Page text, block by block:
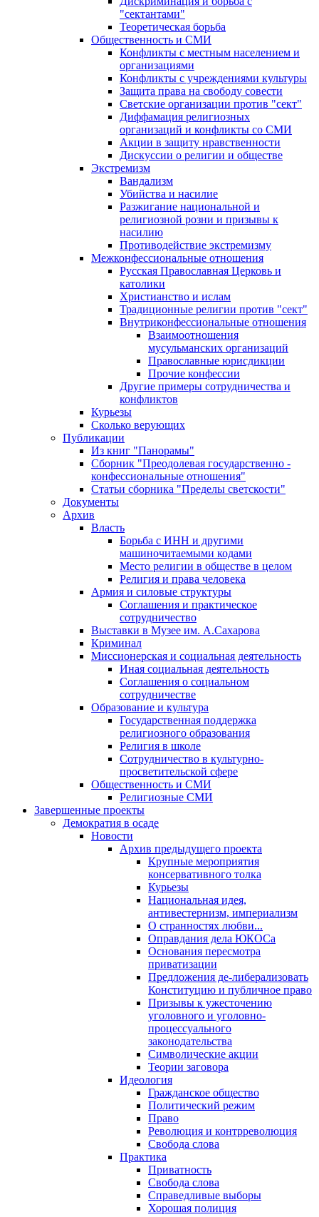
"сектантами"
Теоретическая борьба
Общественность и СМИ
Конфликты с местным населением и
организациями
Конфликты с учреждениями культуры
Защита права на свободу совести
Светские организации против "сект"
Диффамация религиозных
организаций и конфликты со СМИ
Акции в защиту нравственности
Дискуссии о религии и обществе
Экстремизм
Вандализм
Убийства и насилие
Разжигание национальной и
религиозной розни и призывы к
насилию
Противодействие экстремизму
Межконфессиональные отношения
Русская Православная Церковь и
католики
Христианство и ислам
Традиционные религии против "сект"
Внутриконфессиональные отношения
Взаимоотношения
мусульманских организаций
Православные юрисдикции
Прочие конфессии
Другие примеры сотрудничества и
конфликтов
Курьезы
Сколько верующих
Публикации
Из книг "Панорамы"
Сборник "Преодолевая государственно -
конфессиональные отношения"
Статьи сборника "Пределы светскости"
Документы
Архив
Власть
Борьба с ИНН и другими
машиночитаемыми кодами
Место религии в обществе в целом
Религия и права человека
Армия и силовые структуры
Соглашения и практическое
сотрудничество
Выставки в Музее им. А.Сахарова
Криминал
Миссионерская и социальная деятельность
Иная социальная деятельность
Соглашения о социальном
сотрудничестве
Образование и культура
Государственная поддержка
религиозного образования
Религия в школе
Сотрудничество в культурно-
просветительской сфере
Общественность и СМИ
Религиозные СМИ
Завершенные проекты
Демократия в осаде
Новости
Архив предыдущего проекта
Крупные мероприятия
консервативного толка
Курьезы
Национальная идея,
антивестернизм, империализм
О странностях любви...
Оправдания дела ЮКОСа
Основания пересмотра
приватизации
Предложения де-либерализовать
Конституцию и публичное право
Призывы к ужесточению
уголовного и уголовно-
процессуального
законодательства
Символические акции
Теории заговора
Идеология
Гражданское общество
Политический режим
Право
Революция и контрреволюция
Свобода слова
Практика
Приватность
Свобода слова
Справедливые выборы
Хорошая полиция